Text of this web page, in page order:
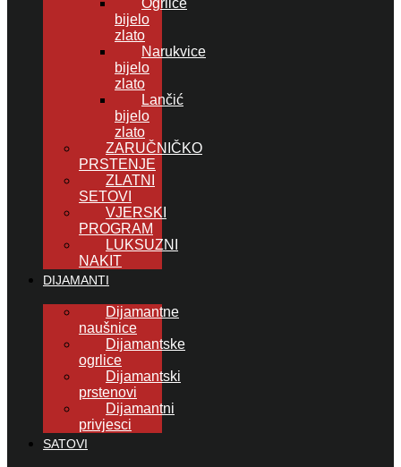
Ogrlice
bijelo
zlato
Narukvice
bijelo
zlato
Lančić
bijelo
zlato
ZARUČNIČKO
PRSTENJE
ZLATNI
SETOVI
VJERSKI
PROGRAM
LUKSUZNI
NAKIT
DIJAMANTI
Dijamantne
naušnice
Dijamantske
ogrlice
Dijamantski
prstenovi
Dijamantni
privjesci
SATOVI